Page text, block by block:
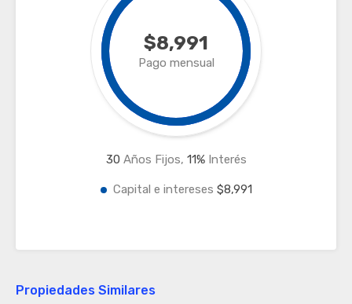
$8,991
Pago mensual
30 Años Fijos, 11%Interés
Capital e intereses $8,991
Propiedades Similares